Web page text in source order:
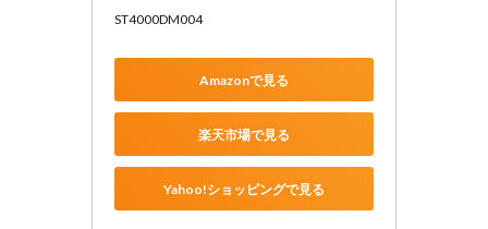
ST4000DM004
Amazonで見る
楽天市場で見る
Yahoo!ショッピングで見る